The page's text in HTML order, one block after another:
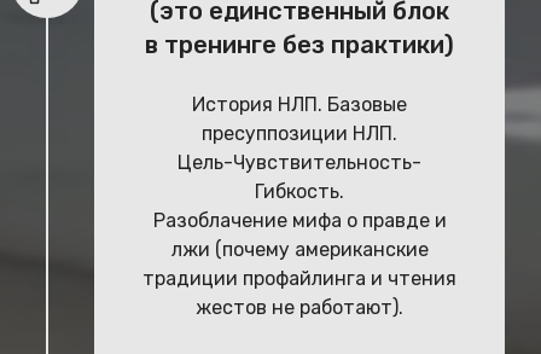
(это единственный блок
в тренинге без практики)
История НЛП. Базовые
пресуппозиции НЛП.
Цель-Чувствительность-
Гибкость.
Разоблачение мифа о правде и
лжи (почему американские
традиции профайлинга и чтения
жестов не работают).